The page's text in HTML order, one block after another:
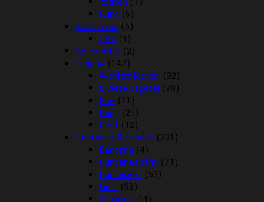
Rund (5)
Kosttilskud (5)
CBD (1)
Kølemåtter (2)
Legetøj (147)
Aktivitet legetøj (32)
Diverse Legetøj (70)
Kiwi (11)
Kong (21)
Petit (12)
Liner/seler/halsbånd (231)
Bandana (4)
Hundehalsbånd (71)
Hundeseler (53)
Liner (93)
Showliner (4)